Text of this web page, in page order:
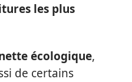
les plus
écologique,
de certains